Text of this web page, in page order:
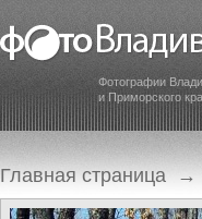
Фотографии
и Приморского
Главная страница →